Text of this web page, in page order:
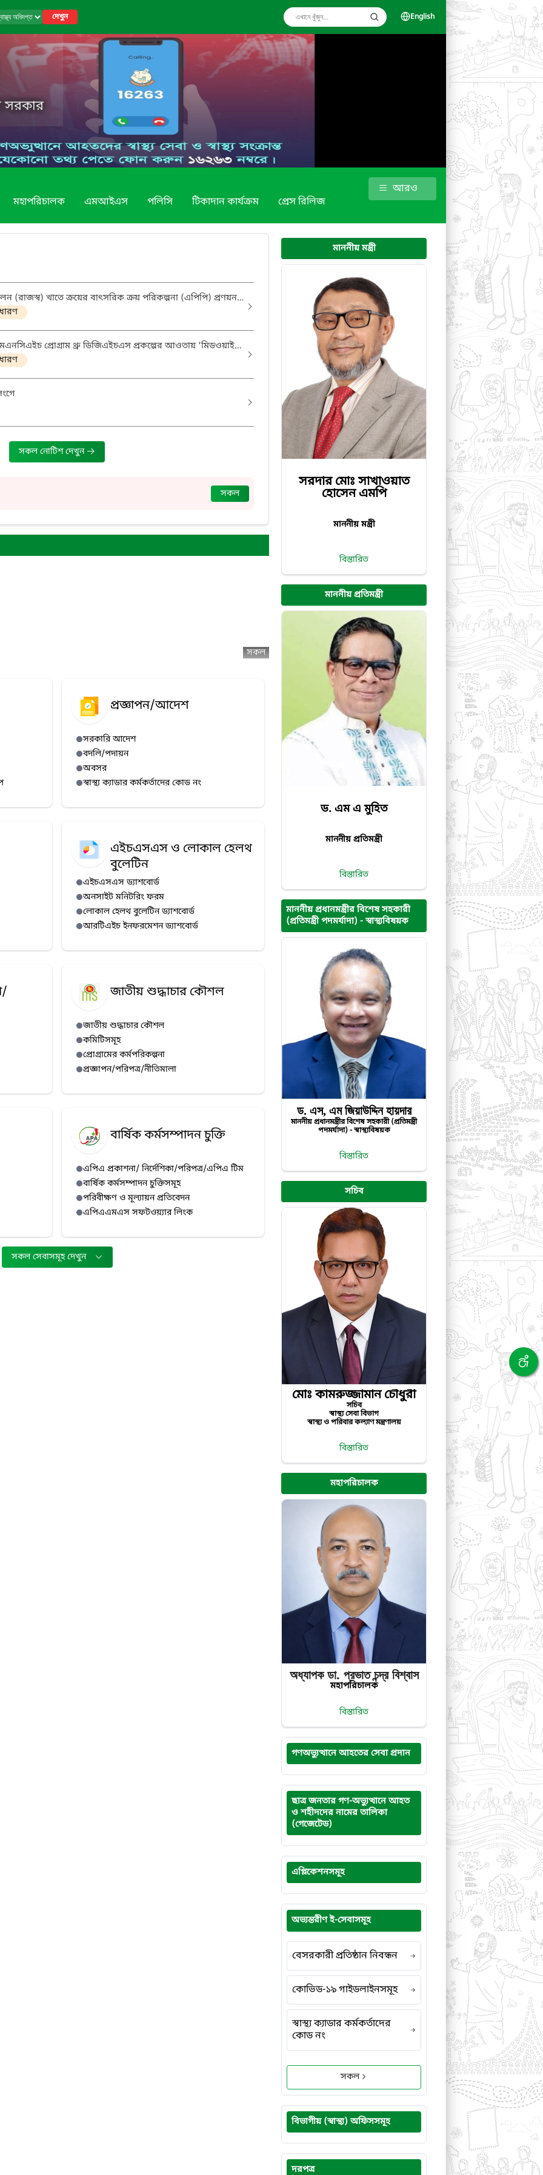
দেখুন English
সরকার
মহাপরিচালক এমআইএস পলিসি টিকাদান কার্যক্রম প্রেস রিলিজ
আরও
(রাজস্ব) খাতে ক্রয়ের বাৎসরিক ক্রয় পরিকল্পনা (এপিপি) প্রণয়ন
প্রোগ্রাম থ্রু ডিজিএইচএস প্রকল্পের আওতায় 'মিডওয়াইফ'
পদের নিয়োগ পরীক্ষায় উত্তীর্ণ ও অপেক্ষমানদের তালিকা
সকল নোটিশ দেখুন
সকল
সকল
প্রজ্ঞাপন/আদেশ
সরকারি আদেশ
বদলি/পদায়ন
অবসর
স্বাস্থ্য ক্যাডার কর্মকর্তাদের কোড নং
এইচএসএস ও লোকাল হেলথ
বুলেটিন
এইচএসএস ড্যাশবোর্ড
অনসাইট মনিটরিং ফরম
লোকাল হেলথ বুলেটিন ড্যাশবোর্ড
আরটিএইচ ইনফরমেশন ড্যাশবোর্ড
জাতীয় শুদ্ধাচার কৌশল
জাতীয় শুদ্ধাচার কৌশল
কমিটিসমূহ
প্রোগ্রামের কর্মপরিকল্পনা
প্রজ্ঞাপন/পরিপত্র/নীতিমালা
বার্ষিক কর্মসম্পাদন চুক্তি
এপিএ প্রকাশনা/ নির্দেশিকা/পরিপত্র/এপিএ টিম
বার্ষিক কর্মসম্পাদন চুক্তিসমূহ
পরিবীক্ষণ ও মূল্যায়ন প্রতিবেদন
এপিএএমএস সফটওয়্যার লিংক
সকল সেবাসমূহ দেখুন
মাননীয় মন্ত্রী
সরদার মোঃ সাখাওয়াত
হোসেন এমপি
মাননীয় মন্ত্রী
বিস্তারিত
মাননীয় প্রতিমন্ত্রী
ড. এম এ মুহিত
মাননীয় প্রতিমন্ত্রী
বিস্তারিত
মাননীয় প্রধানমন্ত্রীর বিশেষ সহকারী
(প্রতিমন্ত্রী পদমর্যাদা) - স্বাস্থ্যবিষয়ক
ড. এস, এম জিয়াউদ্দিন হায়দার
মাননীয় প্রধানমন্ত্রীর বিশেষ সহকারী (প্রতিমন্ত্রী
পদমর্যাদা) - স্বাস্থ্যবিষয়ক
বিস্তারিত
সচিব
মোঃ কামরুজ্জামান চৌধুরী
সচিব
স্বাস্থ্য সেবা বিভাগ
স্বাস্থ্য ও পরিবার কল্যাণ মন্ত্রণালয়
বিস্তারিত
মহাপরিচালক
অধ্যাপক ডা. প্রভাত‌ চন্দ্র‌ বিশ্বাস
মহাপরিচালক
বিস্তারিত
গণঅভ্যুত্থানে আহতের সেবা প্রদান
ছাত্র জনতার গণ-অভ্যুত্থানে আহত
ও শহীদদের নামের তালিকা
(গেজেটেড)
এপ্লিকেশনসমূহ
অভ্যন্তরীণ ই-সেবাসমূহ
বেসরকারী প্রতিষ্ঠান নিবন্ধন
কোভিড-১৯ গাইডলাইনসমূহ
স্বাস্থ্য ক্যাডার কর্মকর্তাদের
কোড নং
সকল
বিভাগীয় (স্বাস্থ্য) অফিসসমূহ
দরপত্র